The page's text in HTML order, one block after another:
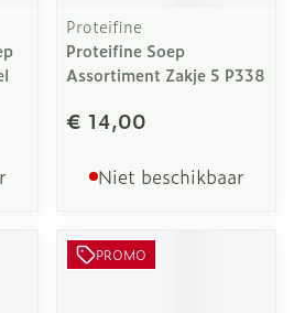
Proteifine
Proteifine Soep
Assortiment Zakje 5 P338
€ 14,00
Niet beschikbaar
PROMO